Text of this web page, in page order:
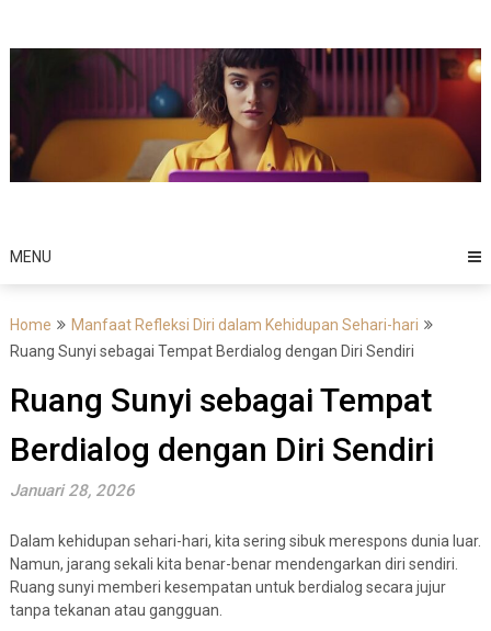
MENU
Home
Manfaat Refleksi Diri dalam Kehidupan Sehari-hari
Ruang Sunyi sebagai Tempat Berdialog dengan Diri Sendiri
Ruang Sunyi sebagai Tempat
Berdialog dengan Diri Sendiri
Januari 28, 2026
Dalam kehidupan sehari-hari, kita sering sibuk merespons dunia luar.
Namun, jarang sekali kita benar-benar mendengarkan diri sendiri.
Ruang sunyi memberi kesempatan untuk berdialog secara jujur
tanpa tekanan atau gangguan.